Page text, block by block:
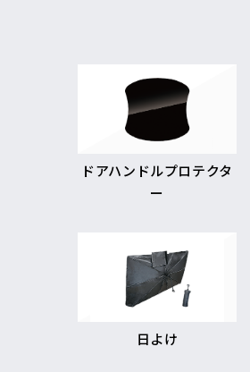
ドアハンドルプロテクタ
ー
日よけ